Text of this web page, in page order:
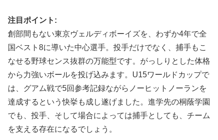
注目ポイント:
創部間もない東京ヴェルディボーイズを、わずか4年で全
国ベスト8に導いた中心選手。投手だけでなく、捕手もこ
なせる野球センス抜群の万能型です。がっしりとした体格
から力強いボールを投げ込みます。U15ワールドカップで
は、グアム戦で5回参考記録ながらノーヒットノーランを
達成するという快挙も成し遂げました。進学先の桐蔭学園
でも、投手、そして場合によっては捕手としても、チーム
を支える存在になるでしょう。